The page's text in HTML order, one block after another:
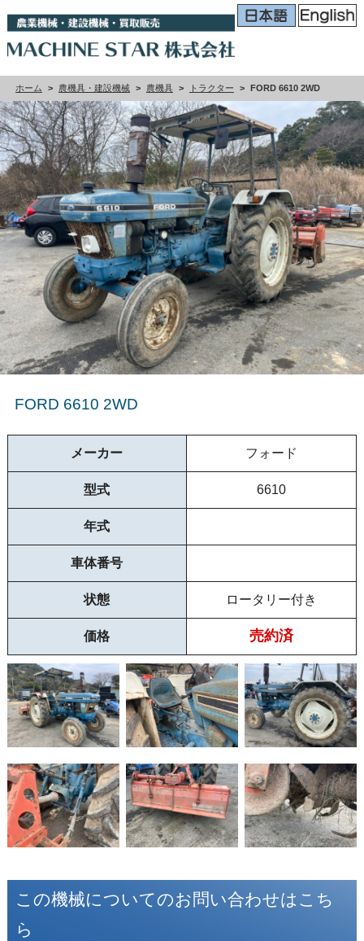
ホーム > 農機具・建設機械 > 農機具 > トラクター > FORD 6610 2WD
FORD 6610 2WD
メーカー フォード
型式 6610
年式
車体番号
状態 ロータリー付き
価格 売約済
この機械についてのお問い合わせはこち
ら